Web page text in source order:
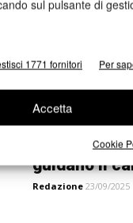
sul pulsante di
1771 fornitori Per
Accetta
Cookie
Labelexpo
guidano il
Redazione 23/09/2025